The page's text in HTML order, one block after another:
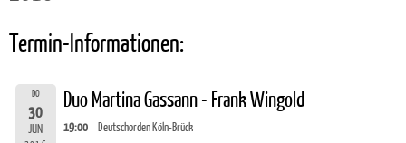
Termin-Informationen:
DO
30
JUN
Duo Martina Gassann - Frank Wingold
19:00 Deutschorden Köln-Brück